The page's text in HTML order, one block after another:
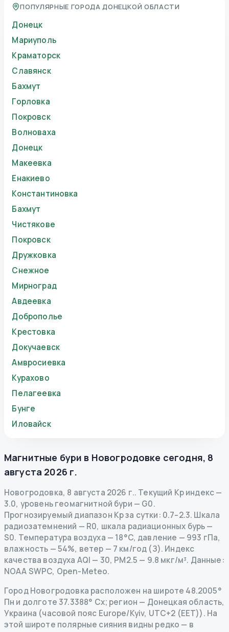
ПОПУЛЯРНЫЕ ГОРОДА ДОНЕЦКОЙ ОБЛАСТИ
Донецк
Мариуполь
Краматорск
Славянск
Бахмут
Горловка
Покровск
Волноваха
Донецк
Макеевка
Енакиево
Константиновка
Бахмут
Чистякове
Покровск
Дружковка
Снежное
Мирноград
Авдеевка
Доброполье
Крестовка
Докучаевск
Амвросиевка
Курахово
Пелагеевка
Бунге
Иловайск
Магнитные бури в Новогродовке сегодня, 8
августа 2026 г.
Новогродовка, 8 августа 2026 г.. Текущий Kp индекс—
3.0, уровень геомагнитной бури — G0.
Прогнозируемый диапазон Kp за сутки: 0.7–2.3. Шкала
радиозатемнений — R0, шкала радиационных бурь—
S0. Температура воздуха — 18°C, давление — 993 гПа,
влажность — 54%, ветер — 7 км/год (З). Индекс
качества воздуха AQI — 30, PM2.5 — 9.8 мкг/м³. Данные:
NOAA SWPC, Open-Meteo.
Город Новогродовка расположен на широте 48.2005°
Пн и долготе 37.3388° Сх; регион — Донецкая область,
Украина (часовой пояс Europe/Kyiv, UTC+2 (EET)). На
этой широте полярные сияния видны редко — в